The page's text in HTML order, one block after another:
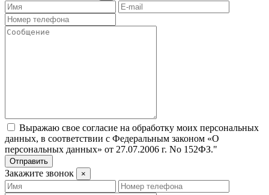
Выражаю свое согласие на обработку моих персональных
данных, в соответствии с Федеральным законом «О
персональных данных» от 27.07.2006 г. No 152­ФЗ."
Отправить
Закажите звонок ×